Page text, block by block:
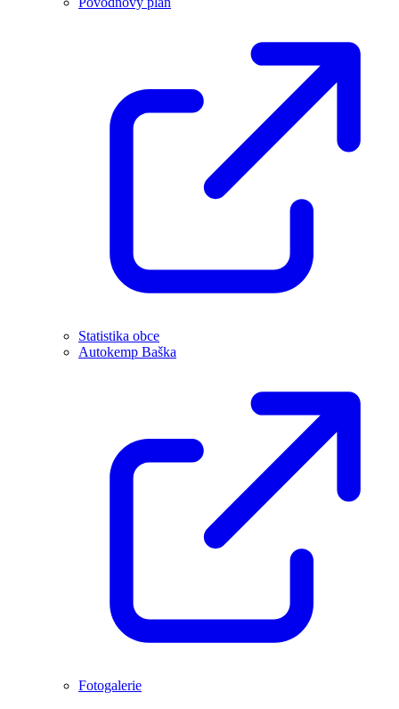
Statistika obce
Autokemp Baška
Fotogalerie